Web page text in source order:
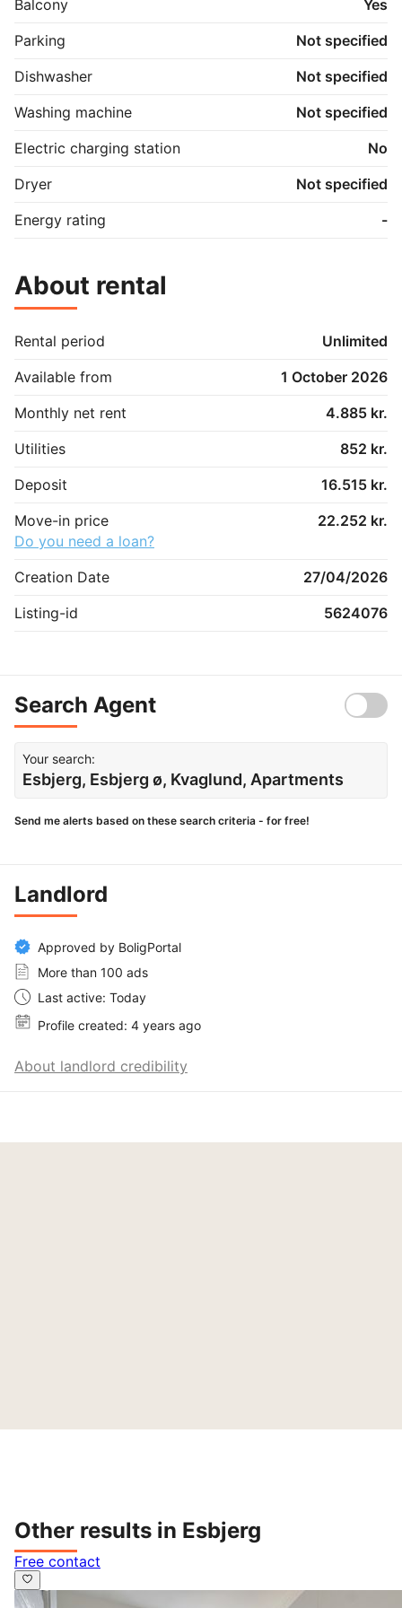
Der er mulighed for at tilmelde sig hos en TV-udbyder
for at modtage TV signaler.
Se mere om afdelingen i videoen her
**If you do not understand Danish, you are welcome
to call us for assistance in English with your waiting
list registration.**
Balcony
Yes
Parking
Not specified
Dishwasher
Not specified
Washing machine
Not specified
Electric charging station
No
Dryer
Not specified
Energy rating
-
About rental
Rental period
Unlimited
Available from
1 October 2026
Monthly net rent
4.885 kr.
Utilities
852 kr.
Deposit
16.515 kr.
Move-in price
22.252 kr.
Do you need a loan?
Creation Date
27/04/2026
Listing-id
5624076
Search Agent
Your search:
Esbjerg, Esbjerg ø, Kvaglund, Apartments
Send me alerts based on these search criteria - for free!
Landlord
Approved by BoligPortal
More than 100 ads
Last active: Today
Profile created: 4 years ago
About landlord credibility
Other results in Esbjerg
Free contact